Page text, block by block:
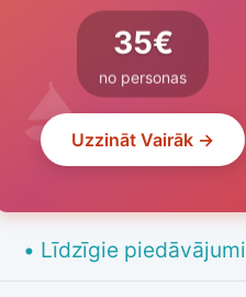
35€
no personas
Uzzināt Vairāk →
• Līdzīgie piedāvājumi